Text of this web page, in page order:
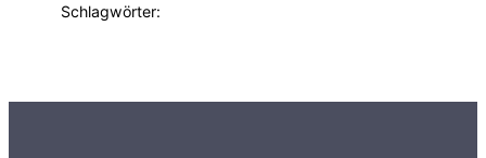
Schlagwörter: